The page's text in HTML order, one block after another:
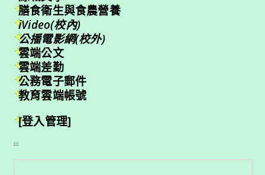
膳食衛生與食農營養
iVideo(校內)
公播電影網(校外)
雲端公文
雲端差勤
公務電子郵件
教育雲端帳號
[登入管理]
:::
搜